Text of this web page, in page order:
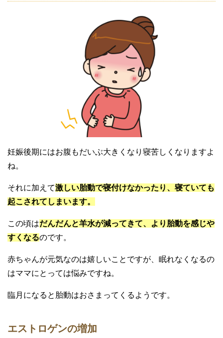
妊娠後期にはお腹もだいぶ大きくなり寝苦しくなりますよ
ね。
それに加えて激しい胎動で寝付けなかったり、寝ていても
起こされてしまいます。
この頃はだんだんと羊水が減ってきて、より胎動を感じや
すくなるのです。
赤ちゃんが元気なのは嬉しいことですが、眠れなくなるの
はママにとっては悩みですね。
臨月になると胎動はおさまってくるようです。
エストロゲンの増加